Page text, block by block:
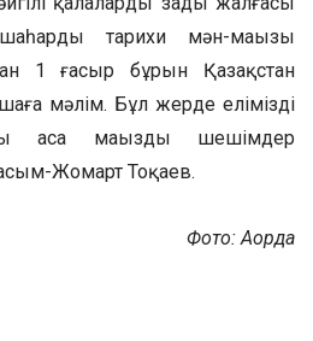
тарихи мән-маңызы
1 ғасыр бұрын Қазақстан
мәлім. Бұл жерде еліміздің
аса маңызды шешімдер
Жомарт Тоқаев.
Фото: Ақорда